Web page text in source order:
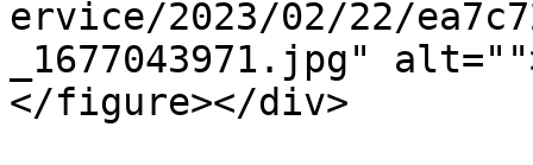
ervice/2023/02/22/
_1677043971.jpg"
</figure></div>